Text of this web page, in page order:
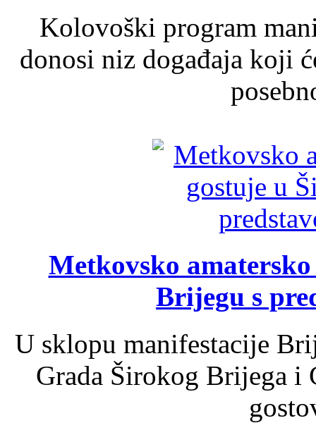
Kolovoški program
donosi niz događaja koji
Metkovsko
Brijegu s
U sklopu manifestacije
Grada Širokog Brijega